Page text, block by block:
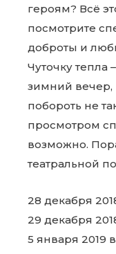
героям? Всё
посмотрите
доброты и
Чуточку тепла
зимний
побороть не
просмотром
возможно.
театральной
28 декабря
29 декабря
5 января 2019 в